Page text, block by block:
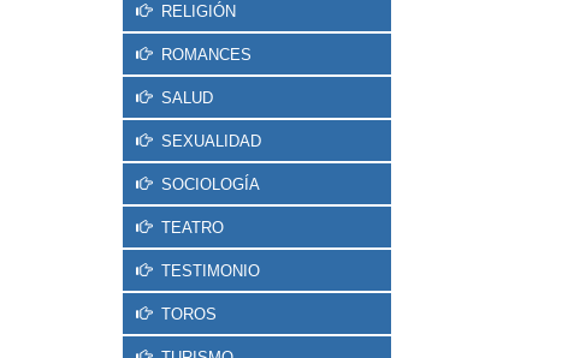
RELIGIÓN
ROMANCES
SALUD
SEXUALIDAD
SOCIOLOGÍA
TEATRO
TESTIMONIO
TOROS